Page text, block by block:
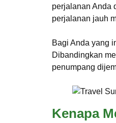
perjalanan Anda
perjalanan jauh
Bagi Anda yang
Dibandingkan
penumpang
Kenapa